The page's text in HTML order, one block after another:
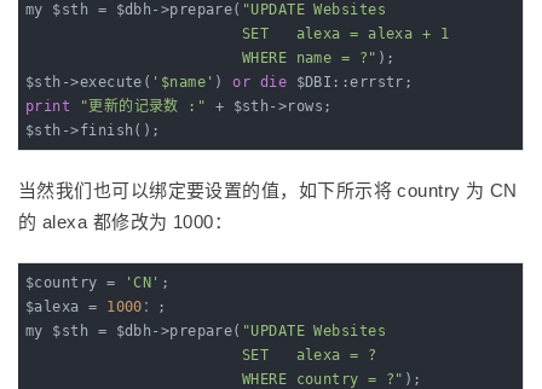
my $sth = $dbh->prepare( "UPDATE Websites
                        WHERE name = ?"
);
$sth->execute( '$name' ) or die
print
"更新的记录数 :" + $sth->rows;
$sth->finish();
当然我们也可以绑定要设置的值，如下所示将 country 为 CN
的 alexa 都修改为 1000：
$country = 'CN' ;
$alexa = 1000 ：;
my $sth = $dbh->prepare( "UPDATE Websites
                        WHERE country = ?"
);